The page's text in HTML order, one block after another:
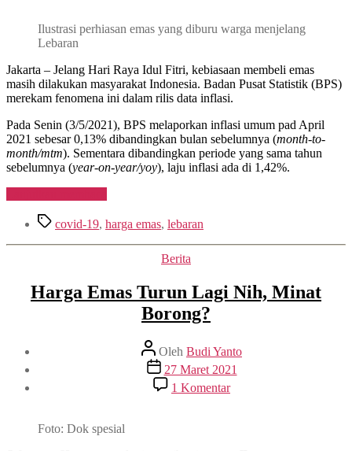
Warga
Tetap
Emas
Jelang
Ilustrasi perhiasan emas yang diburu warga menjelang
Lebaran
Jakarta – Jelang Hari Raya Idul Fitri, kebiasaan membeli emas
masih dilakukan masyarakat Indonesia. Badan Pusat Statistik (BPS)
merekam fenomena ini dalam rilis data inflasi.
Pada Senin (3/5/2021), BPS melaporkan inflasi umum pad April
2021 sebesar 0,13% dibandingkan bulan sebelumnya (month-to-
month/mtm). Sementara dibandingkan periode yang sama tahun
sebelumnya (year-on-year/yoy), laju inflasi ada di 1,42%.
Warga
Borong
Lebaran”
Tag covid-19, harga emas, lebaran
Kategori
Berita
Harga Emas Turun Lagi Nih, Minat
Borong?
Penulis
artikel
Oleh Budi Yanto
Tanggal
artikel
27 Maret 2021
1 Komentarpada
Harga
Foto: Dok spesial